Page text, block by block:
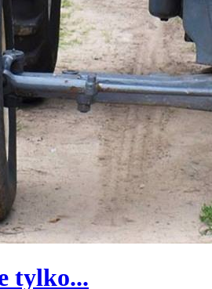
tylko...